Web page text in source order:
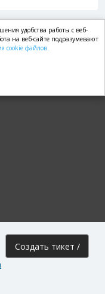
Создать тикет /
удобства работы с веб-
на веб-сайте подразумевают
cookie файлов.